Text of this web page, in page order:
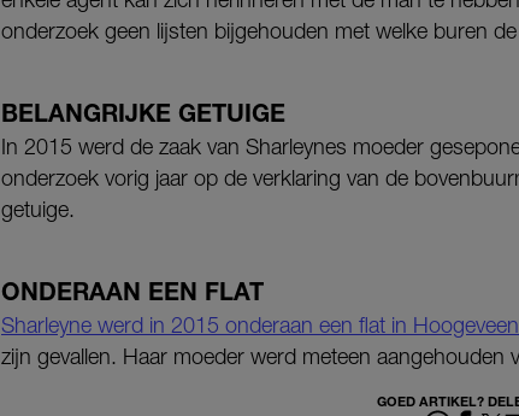
onderzoek geen lijsten bijgehouden met welke buren
BELANGRIJKE GETUIGE
In 2015 werd de zaak van Sharleynes moeder
onderzoek vorig jaar op de verklaring van de
getuige.
ONDERAAN EEN FLAT
Sharleyne werd in 2015 onderaan een flat in
zijn gevallen. Haar moeder werd meteen aangehouden
GOED ARTIKEL?